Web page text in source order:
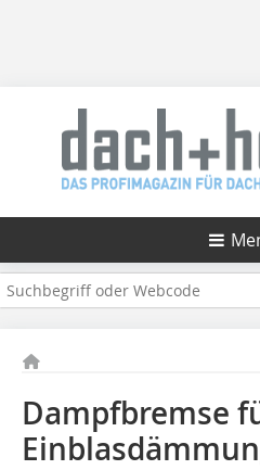
Dampfbremse